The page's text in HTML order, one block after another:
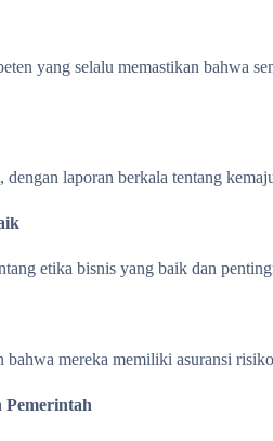
yang selalu memastikan bahwa
laporan berkala tentang
etika bisnis yang baik dan
bahwa mereka memiliki asuransi
Pemerintah